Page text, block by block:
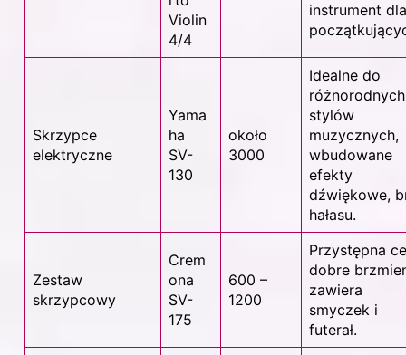
Violin
4/4
instrument dla
Skrzypce
elektryczne
Yama
ha
SV-
130
około
3000
Idealne do
różnorodnych
stylów
muzycznych,
wbudowane
efekty
dźwiękowe,
hałasu.
Zestaw
skrzypcowy
Crem
ona
SV-
175
600 –
1200
Przystępna
dobre
zawiera
smyczek i
futerał.